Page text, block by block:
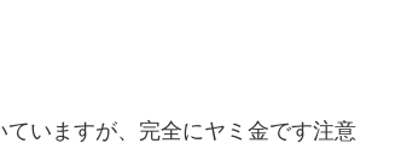
いますが、完全にヤミ金です注意